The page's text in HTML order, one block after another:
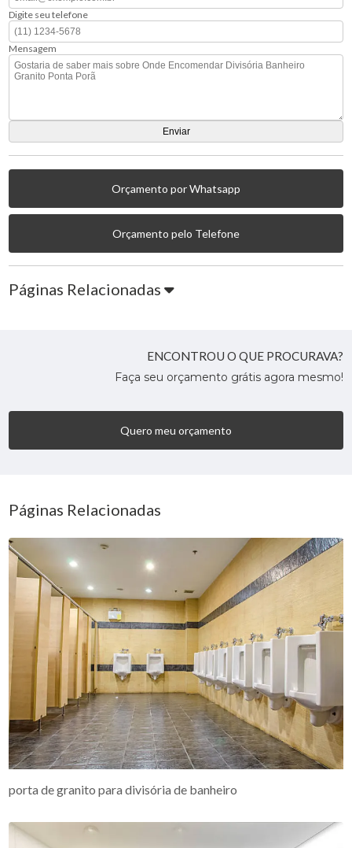
Digite seu telefone
Mensagem
Orçamento por Whatsapp
Orçamento pelo Telefone
Páginas Relacionadas
ENCONTROU O QUE PROCURAVA?
Faça seu orçamento grátis agora mesmo!
Quero meu orçamento
Páginas Relacionadas
porta de granito para divisória de banheiro